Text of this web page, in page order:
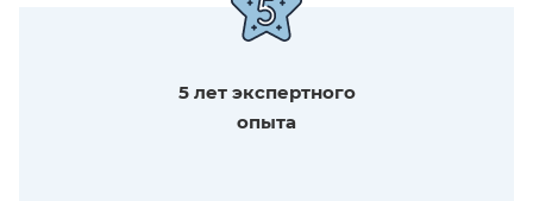
5 лет экспертного
опыта